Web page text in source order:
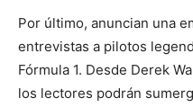
Por último, anuncian una
entrevistas a pilotos
Fórmula 1. Desde Derek
los lectores podrán